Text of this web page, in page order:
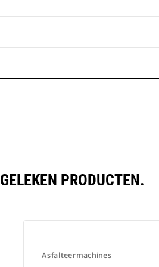
PRODUCTEN.
Asfalteermachines